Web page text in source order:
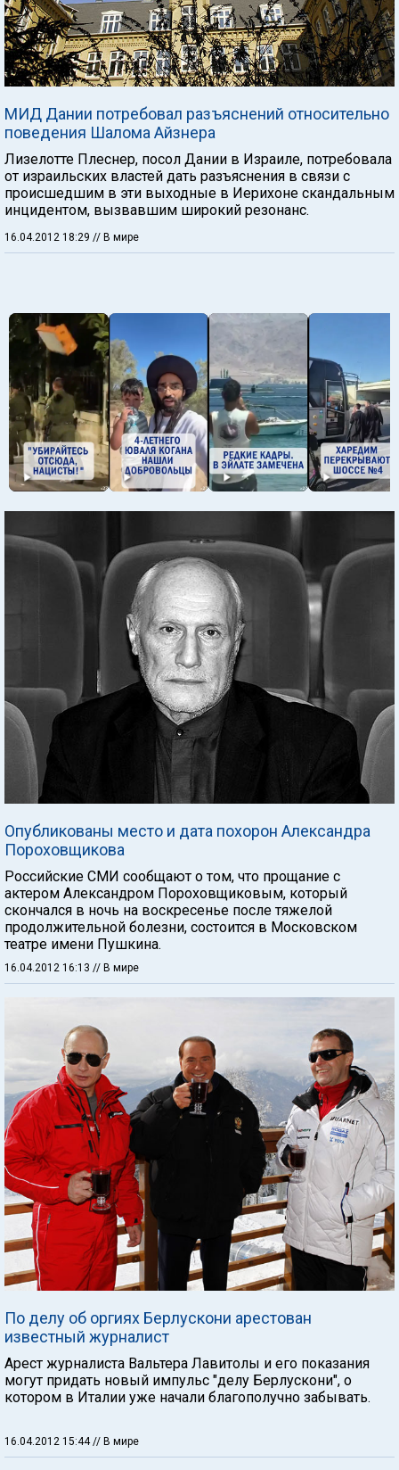
МИД Дании потребовал разъяснений относительно
поведения Шалома Айзнера
Лизелотте Плеснер, посол Дании в Израиле, потребовала
от израильских властей дать разъяснения в связи с
происшедшим в эти выходные в Иерихоне скандальным
инцидентом, вызвавшим широкий резонанс.
16.04.2012 18:29 // В мире
Опубликованы место и дата похорон Александра
Пороховщикова
Российские СМИ сообщают о том, что прощание с
актером Александром Пороховщиковым, который
скончался в ночь на воскресенье после тяжелой
продолжительной болезни, состоится в Московском
театре имени Пушкина.
16.04.2012 16:13 // В мире
По делу об оргиях Берлускони арестован
известный журналист
Арест журналиста Вальтера Лавитолы и его показания
могут придать новый импульс "делу Берлускони", о
котором в Италии уже начали благополучно забывать.
16.04.2012 15:44 // В мире